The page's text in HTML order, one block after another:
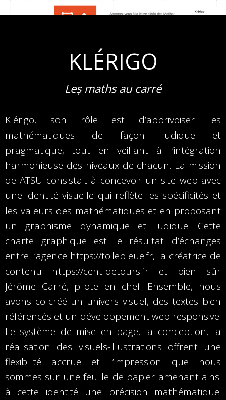
KLÉRIGO
Leș maths au carré
Klérigo, son rôle est d’apprivoiser les
mathématiques de façon ludique et
pragmatique, tout en veillant à l’intégration
harmonieuse des niveaux de chacun. La mission
de ATSU consistait à concevoir un site web avec
une identité visuelle qui reflète les spécificités et
les valeurs des mathématiques et en proposant
un graphisme dynamique et ludique. Cette
charte graphique est le résultat d’échanges
entre l’agence https://toilebleue.fr, la créatrice de
contenu https://cent-detours.fr et bien sûr
Jérôme Carré, pilote en chef. Ensemble, nous
avons co-créé un univers visuel, des textes bien
référencés et un développement web responsive.
Le système de mise en page, la conception, la
réalisation des visuels-illustrations offrent une
flexibilité accrue et l’impression que nous
sommes sur une feuille de papier amenant ainsi
à cette identité une précision mathématique.